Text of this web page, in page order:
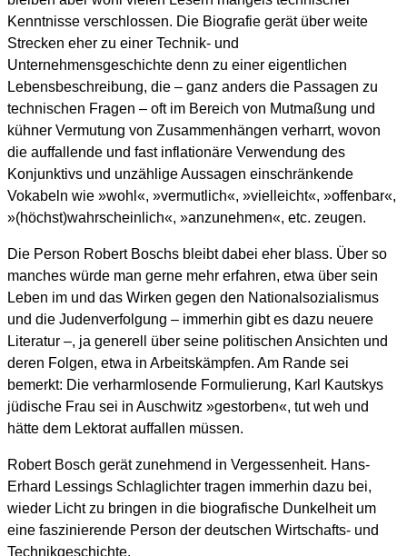
Kenntnisse verschlossen. Die Biografie gerät über weite
Strecken eher zu einer Technik- und
Unternehmensgeschichte denn zu einer eigentlichen
Lebensbeschreibung, die – ganz anders die Passagen zu
technischen Fragen – oft im Bereich von Mutmaßung und
kühner Vermutung von Zusammenhängen verharrt, wovon
die auffallende und fast inflationäre Verwendung des
Konjunktivs und unzählige Aussagen einschränkende
Vokabeln wie »wohl«, »vermutlich«, »vielleicht«, »offenbar«,
»(höchst)wahrscheinlich«, »anzunehmen«, etc. zeugen.
Die Person Robert Boschs bleibt dabei eher blass. Über so
manches würde man gerne mehr erfahren, etwa über sein
Leben im und das Wirken gegen den Nationalsozialismus
und die Judenverfolgung – immerhin gibt es dazu neuere
Literatur –, ja generell über seine politischen Ansichten und
deren Folgen, etwa in Arbeitskämpfen. Am Rande sei
bemerkt: Die verharmlosende Formulierung, Karl Kautskys
jüdische Frau sei in Auschwitz »gestorben«, tut weh und
hätte dem Lektorat auffallen müssen.
Robert Bosch gerät zunehmend in Vergessenheit. Hans-
Erhard Lessings Schlaglichter tragen immerhin dazu bei,
wieder Licht zu bringen in die biografische Dunkelheit um
eine faszinierende Person der deutschen Wirtschafts- und
Technikgeschichte.